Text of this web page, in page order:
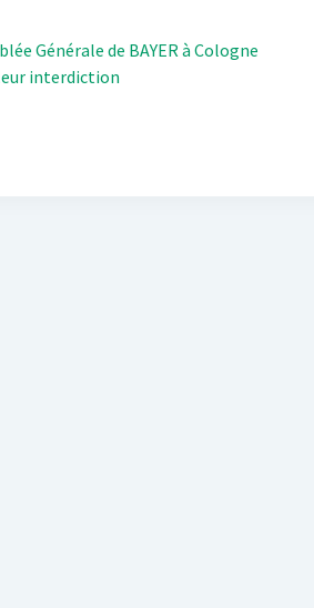
Générale de BAYER à Cologne
interdiction